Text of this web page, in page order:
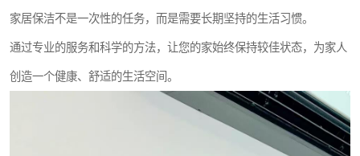
家居保洁不是一次性的任务，而是需要长期坚持的生活习惯。
通过专业的服务和科学的方法，让您的家始终保持较佳状态，为家人
创造一个健康、舒适的生活空间。